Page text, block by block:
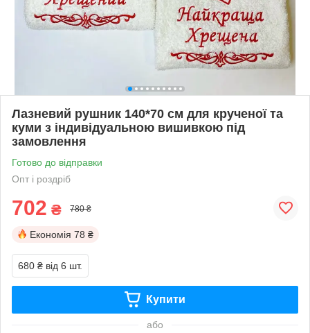
Лазневий рушник 140*70 см для крученої та
куми з індивідуальною вишивкою під
замовлення
Готово до відправки
Опт і роздріб
702 ₴ 780 ₴
Економія 78 ₴
680 ₴ від 6 шт.
Купити
або